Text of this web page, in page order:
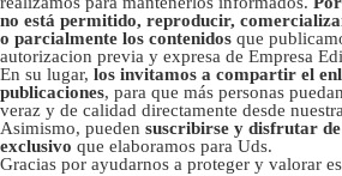
no está permitido, reproducir,
o parcialmente los contenidos que
autorizacion previa y expresa de Empresa
En su lugar, los invitamos a compartir el
publicaciones, para que más personas
veraz y de calidad directamente desde
Asimismo, pueden suscribirse y disfrutar
exclusivo que elaboramos para Uds.
Gracias por ayudarnos a proteger y valorar